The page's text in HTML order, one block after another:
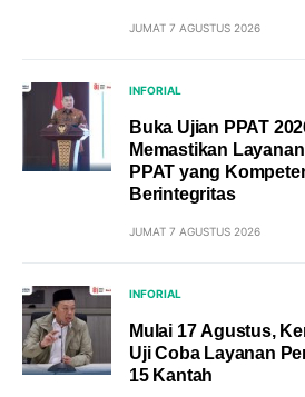
JUMAT 7 AGUSTUS 2026
INFORIAL
Buka Ujian PPAT
Memastikan
PPAT yang
Berintegritas
JUMAT 7 AGUSTUS 2026
INFORIAL
Mulai 17 Agustus,
Uji Coba Layanan
15 Kantah